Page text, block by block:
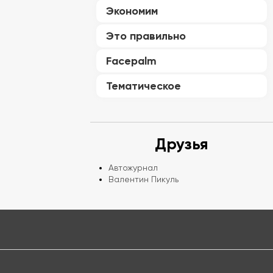
Экономим
Это правильно
Facepalm
Тематическое
Друзья
Автожурнал
Валентин Пикуль